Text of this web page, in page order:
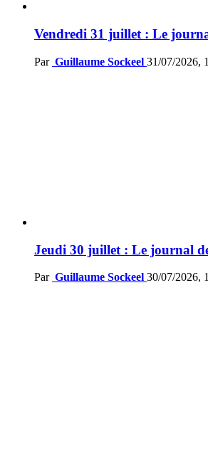
Vendredi 31 juillet : Le
Par Guillaume Sockeel 31/07/2026,
Jeudi 30 juillet : Le journal
Par Guillaume Sockeel 30/07/2026,